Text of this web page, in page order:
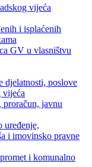
vijeća
i isplaćenih
GV u vlasništvu
djelatnosti, poslove
vijeća
javnu
uređenje,
i imovinsko pravne
i komunalno